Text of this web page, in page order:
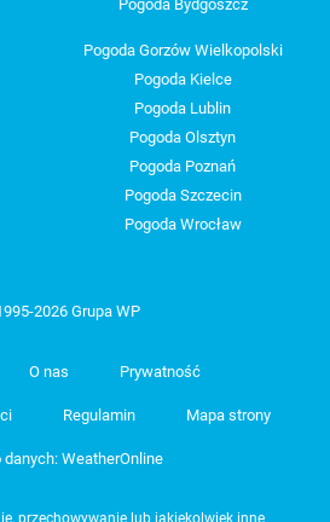
Pogoda Bydgoszcz
Pogoda Gorzów Wielkopolski
Pogoda Kielce
Pogoda Lublin
Pogoda Olsztyn
Pogoda Poznań
Pogoda Szczecin
Pogoda Wrocław
2026 Grupa WP
O nas Prywatność
Regulamin Mapa strony
danych: WeatherOnline
przechowywanie lub jakiekolwiek inne